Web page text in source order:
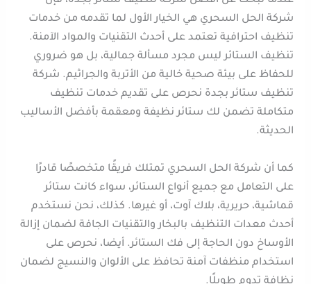
شركة الحل السحري هي الخيار الأول لما تقدمه من خدمات
تنظيف احترافية تعتمد على أحدث التقنيات والمواد الآمنة.
تنظيف الستائر ليس مجرد مسألة جمالية، بل هو ضروري
للحفاظ على بيئة صحية خالية من الأتربة والجراثيم. شركة
تنظيف ستائر بجدة نحرص على تقديم خدمات تنظيف
متكاملة تضمن لك ستائر نظيفة ومعقمة بأفضل الأساليب
الحديثة.
كما أن شركة الحل السحري تمتلك فريقًا متخصصًا قادرًا
على التعامل مع جميع أنواع الستائر، سواء كانت ستائر
قماشية، حريرية، بلاك آوت، أو غيرها. كذلك، نحن نستخدم
أحدث معدات التنظيف بالبخار والتقنيات الجافة لضمان إزالة
الأوساخ دون الحاجة إلى فك الستائر. أيضا، نحرص على
استخدام منظفات آمنة تحافظ على الألوان والنسيج لضمان
نظافة تدوم طويلًا.